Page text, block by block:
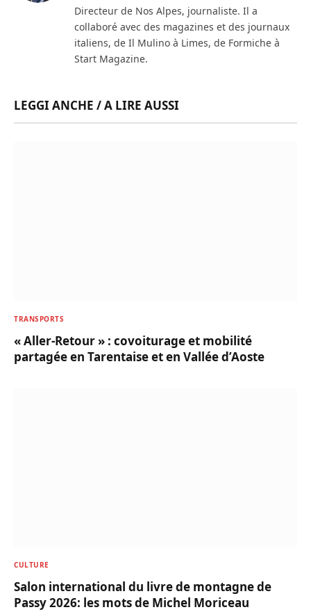
Directeur de Nos Alpes, journaliste. Il a
collaboré avec des magazines et des journaux
italiens, de Il Mulino à Limes, de Formiche à
Start Magazine.
LEGGI ANCHE / A LIRE AUSSI
TRANSPORTS
« Aller-Retour » : covoiturage et mobilité
partagée en Tarentaise et en Vallée d’Aoste
CULTURE
Salon international du livre de montagne de
Passy 2026: les mots de Michel Moriceau